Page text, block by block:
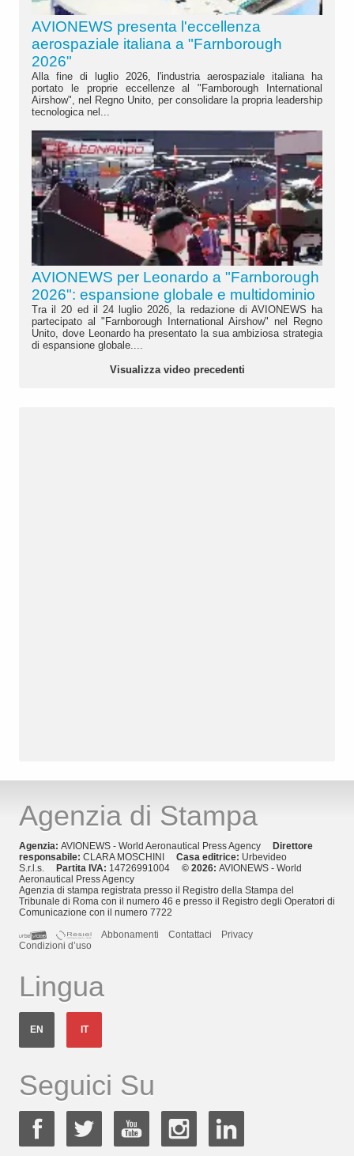
AVIONEWS presenta l'eccellenza
aerospaziale italiana a "Farnborough
2026"
Alla fine di luglio 2026, l'industria aerospaziale italiana ha
portato le proprie eccellenze al "Farnborough International
Airshow", nel Regno Unito, per consolidare la propria leadership
tecnologica nel...
AVIONEWS per Leonardo a "Farnborough
2026": espansione globale e multidominio
Tra il 20 ed il 24 luglio 2026, la redazione di AVIONEWS ha
partecipato al "Farnborough International Airshow" nel Regno
Unito, dove Leonardo ha presentato la sua ambiziosa strategia
di espansione globale....
Visualizza video precedenti
Agenzia di Stampa
Agenzia: AVIONEWS - World Aeronautical Press Agency
Direttore
responsabile: CLARA MOSCHINI Casa editrice: Urbevideo
S.r.l.s.
Partita IVA: 14726991004 © 2026: AVIONEWS - World
Aeronautical Press Agency
Agenzia di stampa registrata presso il Registro della Stampa del
Tribunale di Roma con il numero 46 e presso il Registro degli Operatori di
Comunicazione con il numero 7722
Abbonamenti
Contattaci
Privacy
Condizioni d’uso
Lingua
EN IT
Seguici Su